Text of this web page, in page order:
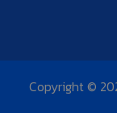
Copyright ©